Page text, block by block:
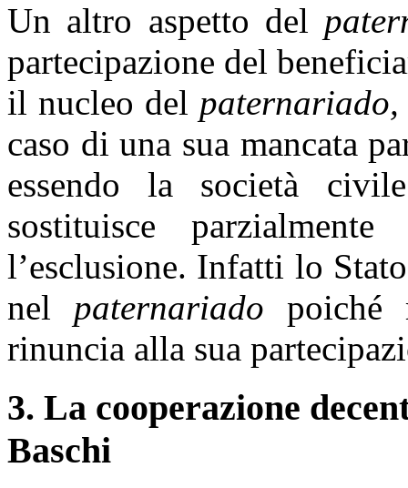
Un altro aspetto del
partecipazione del
il nucleo del paternariado,
caso di una sua mancata
essendo la società
sostituisce
l’esclusione. Infatti lo
nel paternariado poiché
rinuncia alla sua
3. La cooperazione
Baschi